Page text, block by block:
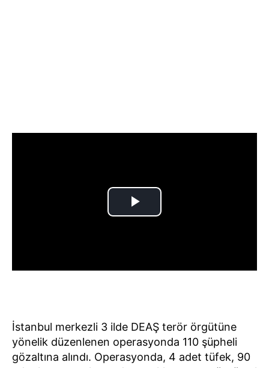
İstanbul merkezli 3 ilde DEAŞ terör örgütüne
yönelik düzenlenen operasyonda 110 şüpheli
gözaltına alındı. Operasyonda, 4 adet tüfek, 90